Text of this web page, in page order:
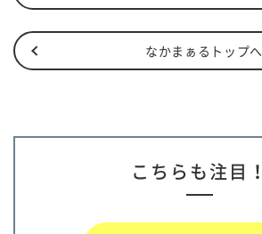
なかまぁるトップへ
こちらも注目！